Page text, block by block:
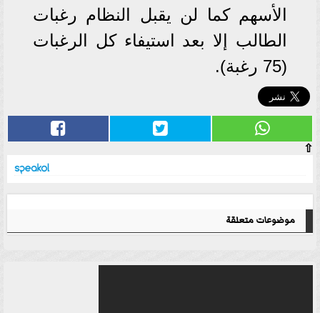
الأسهم كما لن يقبل النظام رغبات
الطالب إلا بعد استيفاء كل الرغبات
(75 رغبة).
⇧
موضوعات متعلقة